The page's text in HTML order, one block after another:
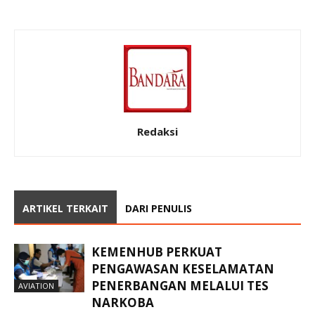
Redaksi
ARTIKEL TERKAIT DARI PENULIS
AVIATION
KEMENHUB PERKUAT
PENGAWASAN KESELAMATAN
PENERBANGAN MELALUI TES
NARKOBA